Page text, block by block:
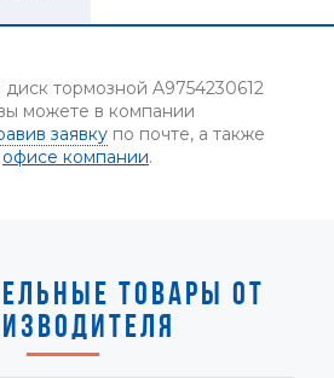
тормозной A9754230612
можете в компании
заявку по почте, а также
офисе компании.
ТОВАРЫ ОТ